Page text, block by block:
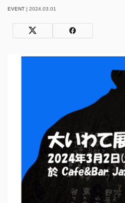
EVENT | 2024.03.01